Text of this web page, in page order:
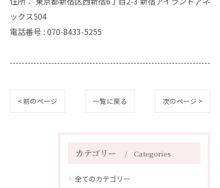
ックス504
電話番号 : 070-8433-5255
--------------------------------------------------------------------
< 前のページ 一覧に戻る 次のページ >
カテゴリー Categories
全てのカテゴリー